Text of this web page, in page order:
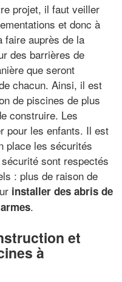
projet, il faut veiller
et donc à
faire auprès de la
des barrières de
que seront
chacun. Ainsi, il est
de piscines de plus
construire. Les
pour les enfants. Il est
place les sécurités
sont respectés
: plus de raison de
installer des abris de
.
et
à